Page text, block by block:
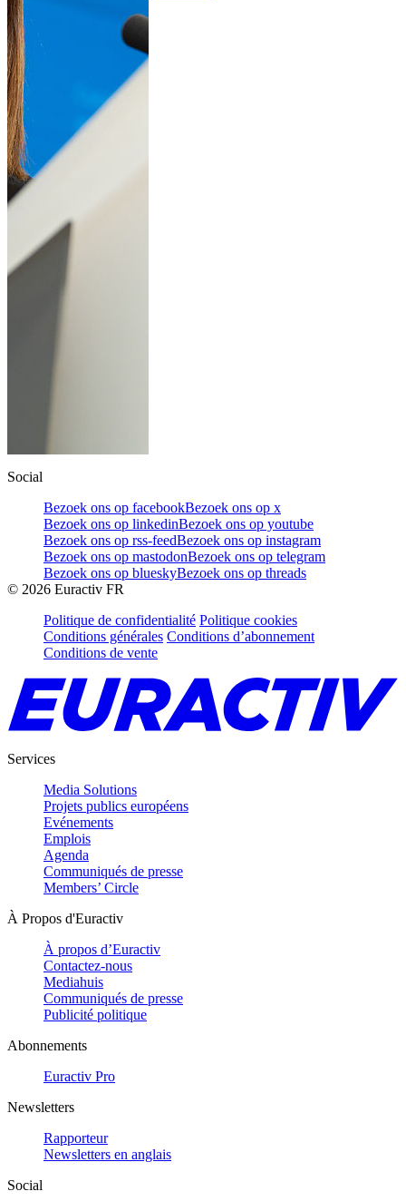
Social
Bezoek ons op facebookBezoek ons op x
Bezoek ons op linkedinBezoek ons op youtube
Bezoek ons op rss-feedBezoek ons op instagram
Bezoek ons op mastodonBezoek ons op telegram
Bezoek ons op blueskyBezoek ons op threads
© 2026 Euractiv FR
Politique de confidentialité Politique cookies
Conditions générales Conditions d’abonnement
Conditions de vente
Services
Media Solutions
Projets publics européens
Evénements
Emplois
Agenda
Communiqués de presse
Members’ Circle
À Propos d'Euractiv
À propos d’Euractiv
Contactez-nous
Mediahuis
Communiqués de presse
Publicité politique
Abonnements
Euractiv Pro
Newsletters
Rapporteur
Newsletters en anglais
Social